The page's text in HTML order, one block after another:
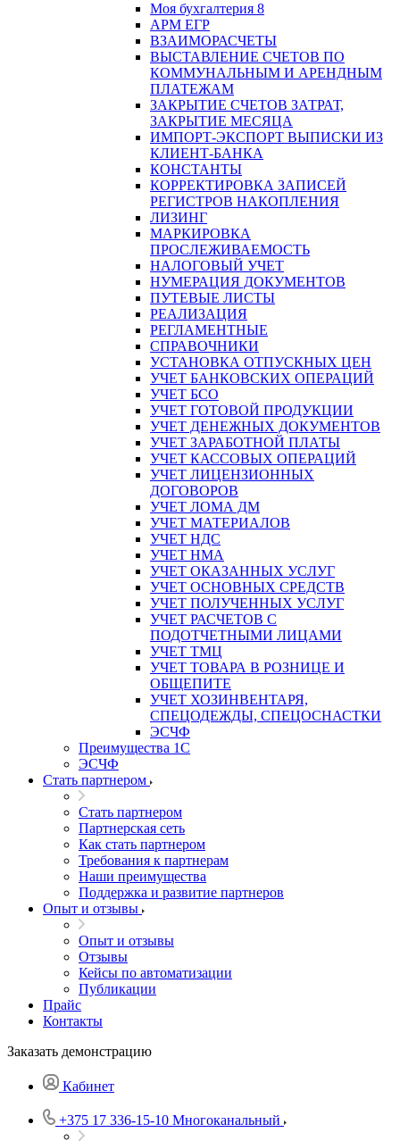
Моя бухгалтерия 8
АРМ ЕГР
ВЗАИМОРАСЧЕТЫ
ВЫСТАВЛЕНИЕ СЧЕТОВ ПО
КОММУНАЛЬНЫМ И АРЕНДНЫМ
ПЛАТЕЖАМ
ЗАКРЫТИЕ СЧЕТОВ ЗАТРАТ,
ЗАКРЫТИЕ МЕСЯЦА
ИМПОРТ-ЭКСПОРТ ВЫПИСКИ ИЗ
КЛИЕНТ-БАНКА
КОНСТАНТЫ
КОРРЕКТИРОВКА ЗАПИСЕЙ
РЕГИСТРОВ НАКОПЛЕНИЯ
ЛИЗИНГ
МАРКИРОВКА
ПРОСЛЕЖИВАЕМОСТЬ
НАЛОГОВЫЙ УЧЕТ
НУМЕРАЦИЯ ДОКУМЕНТОВ
ПУТЕВЫЕ ЛИСТЫ
РЕАЛИЗАЦИЯ
РЕГЛАМЕНТНЫЕ
СПРАВОЧНИКИ
УСТАНОВКА ОТПУСКНЫХ ЦЕН
УЧЕТ БАНКОВСКИХ ОПЕРАЦИЙ
УЧЕТ БСО
УЧЕТ ГОТОВОЙ ПРОДУКЦИИ
УЧЕТ ДЕНЕЖНЫХ ДОКУМЕНТОВ
УЧЕТ ЗАРАБОТНОЙ ПЛАТЫ
УЧЕТ КАССОВЫХ ОПЕРАЦИЙ
УЧЕТ ЛИЦЕНЗИОННЫХ
ДОГОВОРОВ
УЧЕТ ЛОМА ДМ
УЧЕТ МАТЕРИАЛОВ
УЧЕТ НДС
УЧЕТ НМА
УЧЕТ ОКАЗАННЫХ УСЛУГ
УЧЕТ ОСНОВНЫХ СРЕДСТВ
УЧЕТ ПОЛУЧЕННЫХ УСЛУГ
УЧЕТ РАСЧЕТОВ С
ПОДОТЧЕТНЫМИ ЛИЦАМИ
УЧЕТ ТМЦ
УЧЕТ ТОВАРА В РОЗНИЦЕ И
ОБЩЕПИТЕ
УЧЕТ ХОЗИНВЕНТАРЯ,
СПЕЦОДЕЖДЫ, СПЕЦОСНАСТКИ
ЭСЧФ
Преимущества 1С
ЭСЧФ
Стать партнером
Стать партнером
Партнерская сеть
Как стать партнером
Требования к партнерам
Наши преимущества
Поддержка и развитие партнеров
Опыт и отзывы
Опыт и отзывы
Отзывы
Кейсы по автоматизации
Публикации
Прайс
Контакты
Заказать демонстрацию
Кабинет
+375 17 336-15-10 Многоканальный